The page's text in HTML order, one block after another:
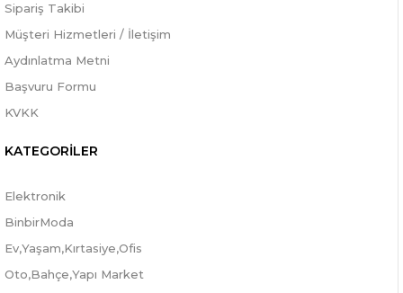
Sipariş Takibi
Müşteri Hizmetleri / İletişim
Aydınlatma Metni
Başvuru Formu
KVKK
KATEGORİLER
Elektronik
BinbirModa
Ev,Yaşam,Kırtasiye,Ofis
Oto,Bahçe,Yapı Market